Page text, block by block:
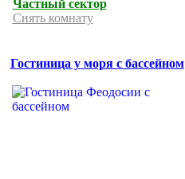
Частный сектор
Снять комнату
Гостиница у моря с бассейном